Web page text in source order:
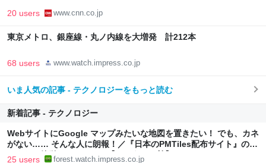
20 users www.cnn.co.jp
東京メトロ、銀座線・丸ノ内線を大増発 計212本
68 users www.watch.impress.co.jp
いま人気の記事 - テクノロジーをもっと読む
新着記事 - テクノロジー
WebサイトにGoogle マップみたいな地図を置きたい！ でも、カネ
がない…… そんな人に朗報！／『日本のPMTiles配布サイト』のデ
ータなら簡単にできるかも【やじうまの杜】
25 users forest.watch.impress.co.jp